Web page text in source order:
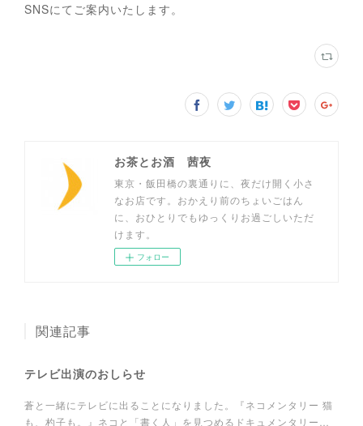
SNSにてご案内いたします。
お茶とお酒 茜夜
東京・飯田橋の裏通りに、夜だけ開く小さ
なお店です。おかえり前のちょいごはん
に、おひとりでもゆっくりお過ごしいただ
けます。
フォロー
関連記事
テレビ出演のおしらせ
蒼と一緒にテレビに出ることになりました。『ネコメンタリー 猫
も、杓子も。』ネコと「書く人」を見つめるドキュメンタリー…